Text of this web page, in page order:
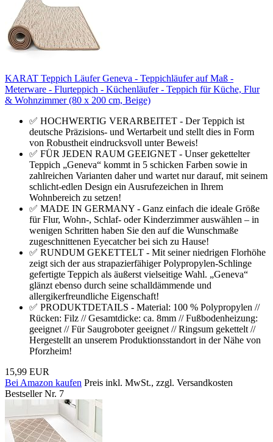
KARAT Teppich Läufer Geneva - Teppichläufer auf Maß -
Meterware - Flurteppich - Küchenläufer - Teppich für Küche, Flur
& Wohnzimmer (80 x 200 cm, Beige)
✅ HOCHWERTIG VERARBEITET - Der Teppich ist
deutsche Präzisions- und Wertarbeit und stellt dies in Form
von Robustheit eindrucksvoll unter Beweis!
✅ FÜR JEDEN RAUM GEEIGNET - Unser gekettelter
Teppich „Geneva“ kommt in 5 schicken Farben sowie in
zahlreichen Varianten daher und wartet nur darauf, mit seinem
schlicht-edlen Design ein Ausrufezeichen in Ihrem
Wohnbereich zu setzen!
✅ MADE IN GERMANY - Ganz einfach die ideale Größe
für Flur, Wohn-, Schlaf- oder Kinderzimmer auswählen – in
wenigen Schritten haben Sie den auf die Wunschmaße
zugeschnittenen Eyecatcher bei sich zu Hause!
✅ RUNDUM GEKETTELT - Mit seiner niedrigen Florhöhe
zeigt sich der aus strapazierfähiger Polypropylen-Schlinge
gefertigte Teppich als äußerst vielseitige Wahl. „Geneva“
glänzt ebenso durch seine schalldämmende und
allergikerfreundliche Eigenschaft!
✅ PRODUKTDETAILS - Material: 100 % Polypropylen //
Rücken: Filz // Gesamtdicke: ca. 8mm // Fußbodenheizung:
geeignet // Für Saugroboter geeignet // Ringsum gekettelt //
Hergestellt an unserem Produktionsstandort in der Nähe von
Pforzheim!
15,99 EUR
Bei Amazon kaufen Preis inkl. MwSt., zzgl. Versandkosten
Bestseller Nr. 7